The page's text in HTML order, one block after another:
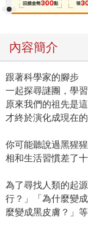
內容簡介
跟著科學家的腳步
一起探尋謎團，學
原來我們的祖先是
才終於演化成現在的
你可能聽說過黑猩
相和生活習慣差了
為了尋找人類的起
行？」「為什麼變
麼變成黑皮膚？」